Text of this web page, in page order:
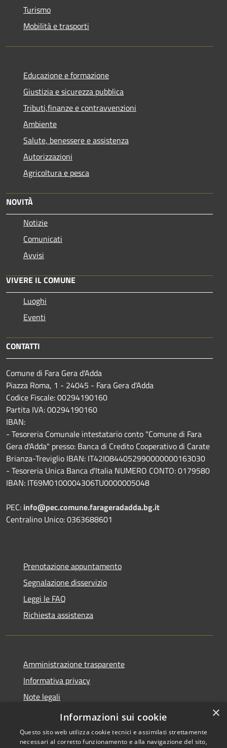
Turismo
Mobilità e trasporti
Educazione e formazione
Giustizia e sicurezza pubblica
Tributi,finanze e contravvenzioni
Ambiente
Salute, benessere e assistenza
Autorizzazioni
Agricoltura e pesca
NOVITÀ
Notizie
Comunicati
Avvisi
VIVERE IL COMUNE
Luoghi
Eventi
CONTATTI
Comune di Fara Gera d'Adda
Piazza Roma, 1 - 24045 - Fara Gera d'Adda
Codice Fiscale: 00294190160
Partita IVA: 00294190160
IBAN:
- Tesoreria Comunale intestatario conto "Comune di Fara
Gera d'Adda" presso: Banca di Credito Cooperativo di Carate
Brianza-Treviglio IBAN: IT42I0844052990000000163030
- Tesoreria Unica Banca d'Italia NUMERO CONTO: 0179580
IBAN: IT69M0100004306TU0000005048
PEC: info@pec.comune.farageradadda.bg.it
Centralino Unico: 0363688601
Prenotazione appuntamento
Segnalazione disservizio
Leggi le FAQ
Richiesta assistenza
Amministrazione trasparente
Informativa privacy
Note legali
Dichiarazione di accessibilità
×
Informazioni sui cookie
Questo sito web utilizza cookie tecnici e assimilati strettamente
necessari al corretto funzionamento e alla navigazione del sito,